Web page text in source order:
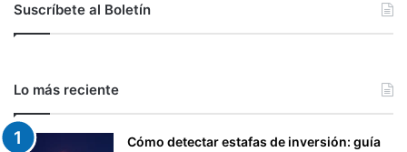
Suscríbete al Boletín
Lo más reciente
Cómo detectar estafas de inversión: guía